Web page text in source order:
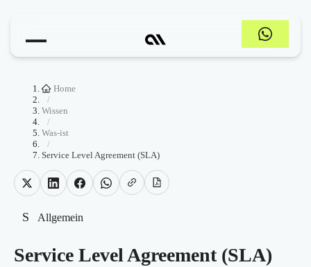
Home
/
Wissen
/
Was-ist
/
Service Level Agreement (SLA)
S Allgemein
Service Level Agreement (SLA)